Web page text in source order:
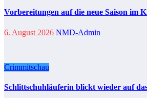
Vorbereitungen auf die neue Saison im
6. August 2026 NMD-Admin
Crimmitschau
Schlittschuhläuferin blickt wieder auf